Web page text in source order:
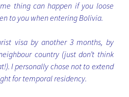
thing can happen if you loose
to you when entering Bolivia.
visa by another 3 months, by
country (just don’t think
I personally chose not to extend
for temporal residency.